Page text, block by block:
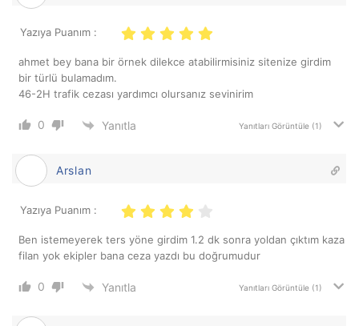
Yazıya Puanım :
ahmet bey bana bir örnek dilekce atabilirmisiniz sitenize girdim
bir türlü bulamadım.
46-2H trafik cezası yardımcı olursanız sevinirim
0 Yanıtla Yanıtları Görüntüle (1)
Arslan
Yazıya Puanım :
Ben istemeyerek ters yöne girdim 1.2 dk sonra yoldan çıktım kaza
filan yok ekipler bana ceza yazdı bu doğrumudur
0 Yanıtla Yanıtları Görüntüle (1)